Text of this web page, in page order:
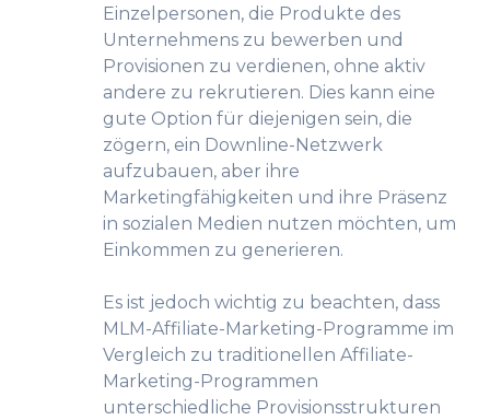
Einzelpersonen, die Produkte des
Unternehmens zu bewerben und
Provisionen zu verdienen, ohne aktiv
andere zu rekrutieren. Dies kann eine
gute Option für diejenigen sein, die
zögern, ein Downline-Netzwerk
aufzubauen, aber ihre
Marketingfähigkeiten und ihre Präsenz
in sozialen Medien nutzen möchten, um
Einkommen zu generieren.
Es ist jedoch wichtig zu beachten, dass
MLM-Affiliate-Marketing-Programme im
Vergleich zu traditionellen Affiliate-
Marketing-Programmen
unterschiedliche Provisionsstrukturen